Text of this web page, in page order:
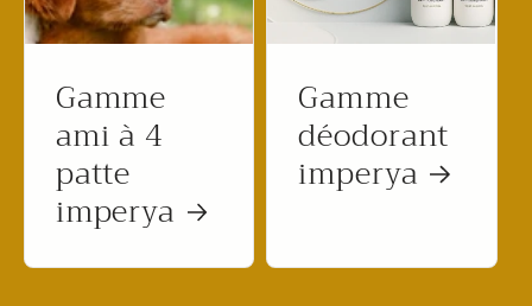
Gamme
ami à 4
patte
imperya
Gamme
déodorant
imperya